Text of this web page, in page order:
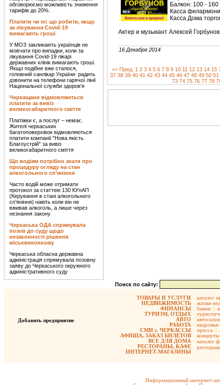
обговорюємо можливість зниження
тарифів до 20%.
Платити чи ні: що робити, якщо
за лікування Covid-19
вимагають гроші
У МОЗ закликають українців не
мовчати про випадки, коли за
лікування Covid-19 лікарі
державних клінік вимагають гроші.
Якщо подібне вже сталося,
головний санлікар України радить
дзвонити на телефони гарячої лінії
Національної служби здоров'я
Черкащани відмовляються
платити за вивіз
великогабаритного сміття
Платіжки є, а послуг – немає.
Жителі черкаських
багатоповерхівок відмовляються
платити компанії "Нова якість.
Благоустрій" за вивіз
великогабаритного сміття
Що водіям потрібно знати про
процедуру огляду на стан
алкогольного сп’яніння
Часто водій може отримати
протокол за статтею 130 КУпАП
(Керування в стані алкогольного
сп’яніння) навіть коли він не
вживав алкоголь, а лише через
незнання закону
Черкаська ОДА спрямувала
позов до суду щодо
незаконності рішення
міськвиконкому
Черкаська обласна державна
адміністрація спрямувала позовну
заяву до Черкаського окружного
адміністративного суду
Балкон: 100 - 160
Касса
Касса Дома
Актер и музыкант Алексей
16 Декабря 2014
<< Пред. 1 2 3 4 5 6 7 8 9 10 11 12 13 14 15
37 38 39 40 41 42 43 44 45 46 47 48 49 50 51
73 74 75 76 77 78
Поиск по сайту:
Добавить предприятие
ТОВАРЫ И УСЛУГИ
НЕДВИЖИМОСТЬ
ФИНАНСЫ
ТУРИЗМ, ОТДЫХ
АВТО
РАБОТА
СМИ г. ЧЕРКАССЫ
АФИША, ЗАКАЗ БИЛЕТОВ
ВСЕ ДЛЯ ДОМА
РЕСТОРАНЫ, КАФЕ
ИНТЕРНЕТ-МАГАЗИНЫ
каталог
жилая
банки |
кадровые
пресса |
концерты
каталог
Информационный интернет-